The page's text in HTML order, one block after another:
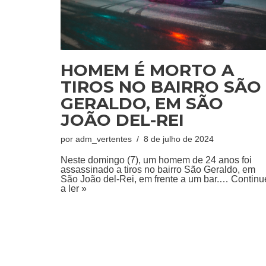
HOMEM É MORTO A
TIROS NO BAIRRO SÃO
GERALDO, EM SÃO
JOÃO DEL-REI
por adm_vertentes 8 de julho de 2024
Neste domingo (7), um homem de 24 anos foi
assassinado a tiros no bairro São Geraldo, em
São João del-Rei, em frente a um bar.…
a ler »